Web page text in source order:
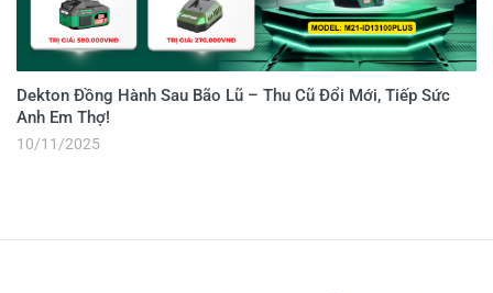
Dekton Đồng Hành Sau Bão Lũ – Thu Cũ Đổi Mới, Tiếp Sức
Anh Em Thợ!
10/11/2025